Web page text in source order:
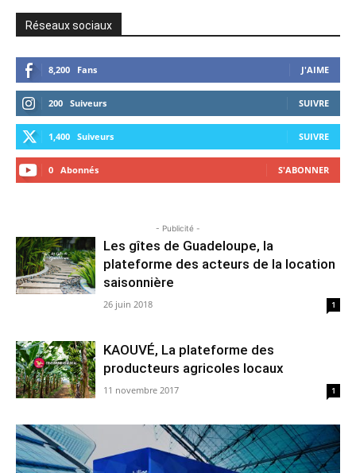
Réseaux sociaux
8,200 Fans J'AIME
200 Suiveurs SUIVRE
1,400 Suiveurs SUIVRE
0 Abonnés S'ABONNER
- Publicité -
Les gîtes de Guadeloupe, la
plateforme des acteurs de la location
saisonnière
26 juin 2018 1
KAOUVÉ, La plateforme des
producteurs agricoles locaux
11 novembre 2017 1